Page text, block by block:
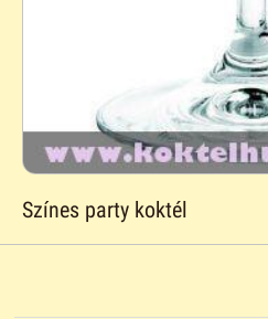
Színes party koktél